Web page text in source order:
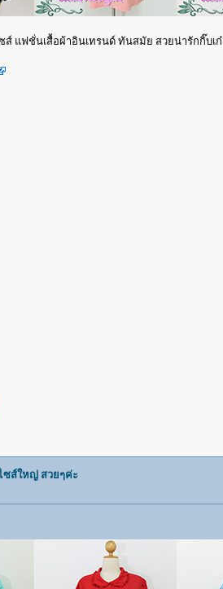
แฟชั่นเสื้อผ้าอินเทรนด์ ทันสมัย สวยน่ารักกิ๊บเก๋
ซส์ใหญ่ สวยๆค่ะ